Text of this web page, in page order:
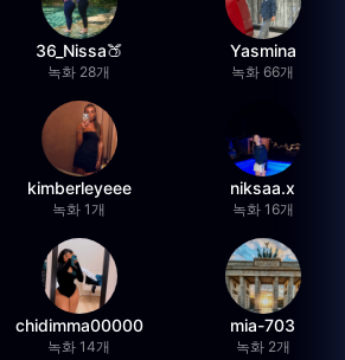
36_Nissa🍑
녹화 28개
Yasmina
녹화 66개
kimberleyeee
녹화 1개
niksaa.x
녹화 16개
chidimma00000
녹화 14개
mia-703
녹화 2개